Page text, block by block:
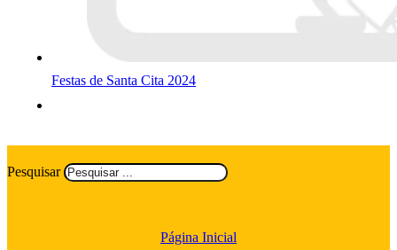
Festas de Santa Cita 2024
Pesquisar
Página Inicial